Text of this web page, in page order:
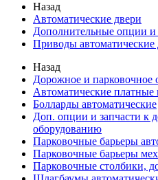
Назад
Автоматические двери
Дополнительные опции и
Приводы автоматические
Назад
Дорожное и парковочное
Автоматические платные
Болларды автоматические
Доп. опции и запчасти к
оборудованию
Парковочные барьеры
Парковочные барьеры
Парковочные столбики,